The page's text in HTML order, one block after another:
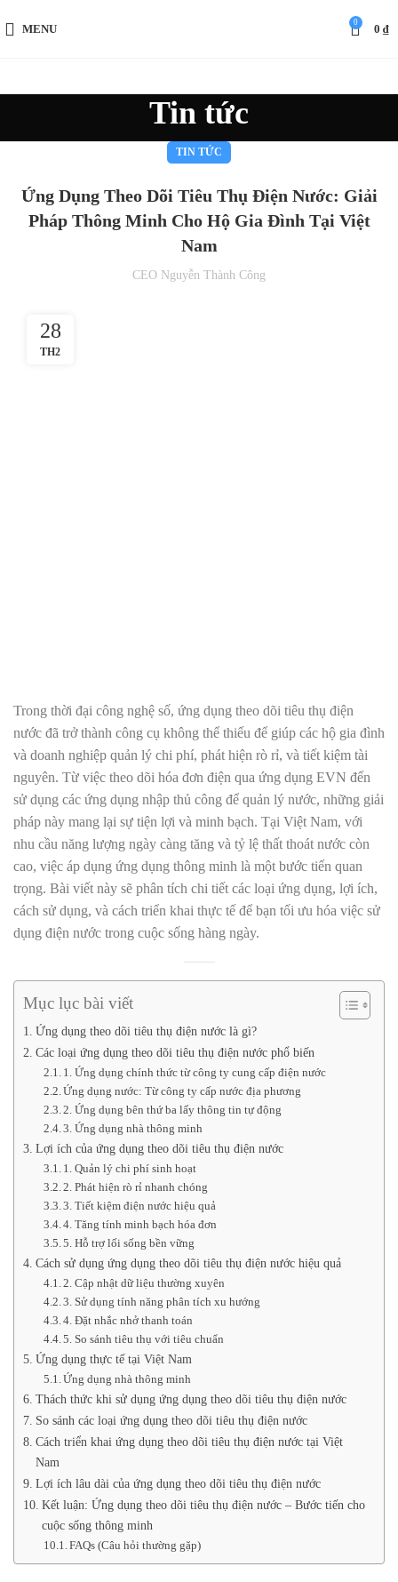
MENU
0
0 ₫
Tin tức
TIN TỨC
Ứng Dụng Theo Dõi Tiêu Thụ Điện Nước: Giải
Pháp Thông Minh Cho Hộ Gia Đình Tại Việt
Nam
CEO Nguyễn Thành Công
28
TH2
Trong thời đại công nghệ số, ứng dụng theo dõi tiêu thụ điện
nước đã trở thành công cụ không thể thiếu để giúp các hộ gia đình
và doanh nghiệp quản lý chi phí, phát hiện rò rỉ, và tiết kiệm tài
nguyên. Từ việc theo dõi hóa đơn điện qua ứng dụng EVN đến
sử dụng các ứng dụng nhập thủ công để quản lý nước, những giải
pháp này mang lại sự tiện lợi và minh bạch. Tại Việt Nam, với
nhu cầu năng lượng ngày càng tăng và tỷ lệ thất thoát nước còn
cao, việc áp dụng ứng dụng thông minh là một bước tiến quan
trọng. Bài viết này sẽ phân tích chi tiết các loại ứng dụng, lợi ích,
cách sử dụng, và cách triển khai thực tế để bạn tối ưu hóa việc sử
dụng điện nước trong cuộc sống hàng ngày.
Mục lục bài viết
Ứng dụng theo dõi tiêu thụ điện nước là gì?
Các loại ứng dụng theo dõi tiêu thụ điện nước phổ biến
1. Ứng dụng chính thức từ công ty cung cấp điện nước
Ứng dụng nước: Từ công ty cấp nước địa phương
2. Ứng dụng bên thứ ba lấy thông tin tự động
3. Ứng dụng nhà thông minh
Lợi ích của ứng dụng theo dõi tiêu thụ điện nước
1. Quản lý chi phí sinh hoạt
2. Phát hiện rò rỉ nhanh chóng
3. Tiết kiệm điện nước hiệu quả
4. Tăng tính minh bạch hóa đơn
5. Hỗ trợ lối sống bền vững
Cách sử dụng ứng dụng theo dõi tiêu thụ điện nước hiệu quả
2. Cập nhật dữ liệu thường xuyên
3. Sử dụng tính năng phân tích xu hướng
4. Đặt nhắc nhở thanh toán
5. So sánh tiêu thụ với tiêu chuẩn
Ứng dụng thực tế tại Việt Nam
Ứng dụng nhà thông minh
Thách thức khi sử dụng ứng dụng theo dõi tiêu thụ điện nước
So sánh các loại ứng dụng theo dõi tiêu thụ điện nước
Cách triển khai ứng dụng theo dõi tiêu thụ điện nước tại Việt
Nam
Lợi ích lâu dài của ứng dụng theo dõi tiêu thụ điện nước
Kết luận: Ứng dụng theo dõi tiêu thụ điện nước – Bước tiến cho
cuộc sống thông minh
FAQs (Câu hỏi thường gặp)